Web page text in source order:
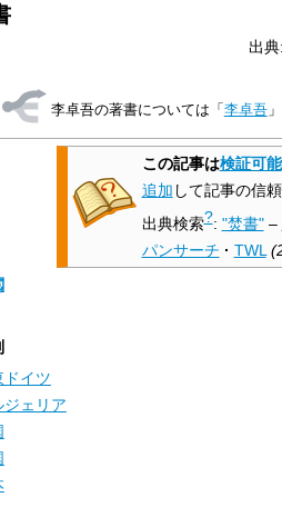
出
李卓吾の著書については「李卓吾
この記事は検証可能
追加 して記事の信
出典検索?: "焚書" –
パンサーチ · TWL (
ドイツ
ジェリア